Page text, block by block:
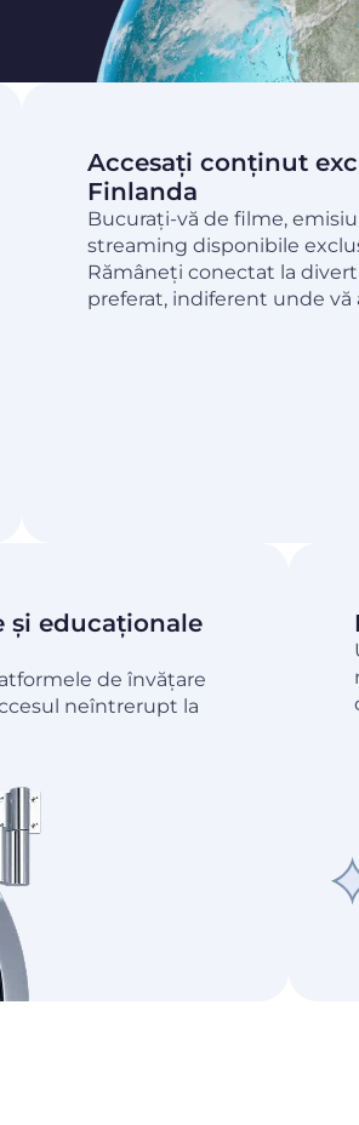
Accesați conținut
Finlanda
Bucurați-vă de filme,
streaming disponibile
Rămâneți conectat la
preferat, indiferent unde vă
și educaționale
de învățare
neîntrerupt la